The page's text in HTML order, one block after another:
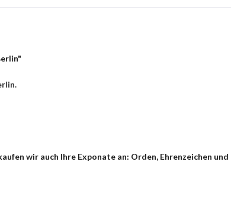
wir auch Ihre Exponate an: Orden, Ehrenzeichen